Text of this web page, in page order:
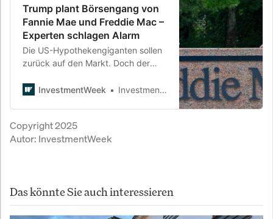
Trump plant Börsengang von
Fannie Mae und Freddie Mac –
Experten schlagen Alarm
Die US-Hypothekengiganten sollen
zurück auf den Markt. Doch der
Wohnungsmarkt schwächelt, Zinsen
InvestmentWeek InvestmentWeek
Copyright 2025
Autor: InvestmentWeek
Das könnte Sie auch interessieren